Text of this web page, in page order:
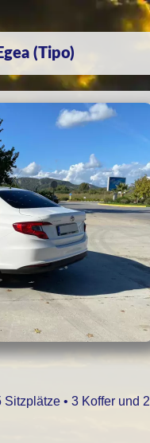
(Tipo)
• 3 Koffer und 2